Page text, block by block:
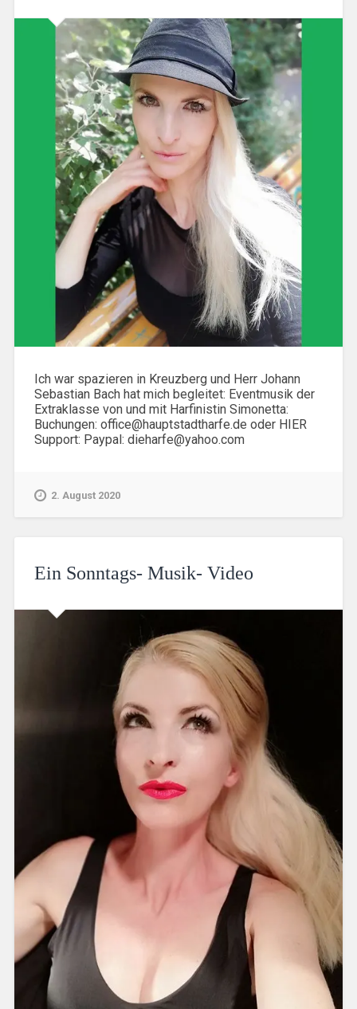
Ich war spazieren in Kreuzberg und Herr Johann
Sebastian Bach hat mich begleitet: Eventmusik der
Extraklasse von und mit Harfinistin Simonetta:
Buchungen: office@hauptstadtharfe.de oder HIER
Support: Paypal: dieharfe@yahoo.com
2. August 2020
Ein Sonntags- Musik- Video